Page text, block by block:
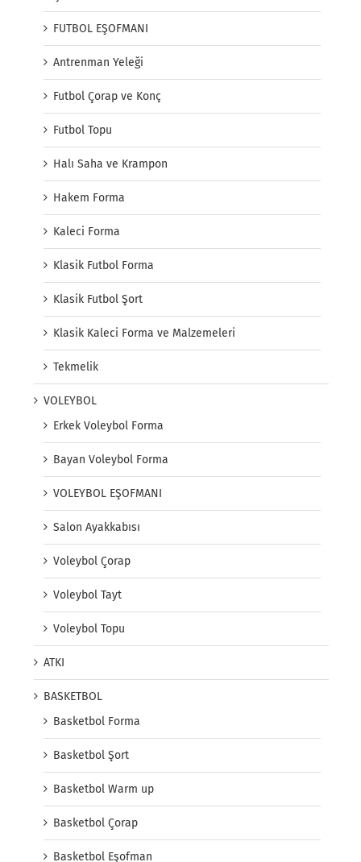
FUTBOL EŞOFMANI
Antrenman Yeleği
Futbol Çorap ve Konç
Futbol Topu
Halı Saha ve Krampon
Hakem Forma
Kaleci Forma
Klasik Futbol Forma
Klasik Futbol Şort
Klasik Kaleci Forma ve Malzemeleri
Tekmelik
VOLEYBOL
Erkek Voleybol Forma
Bayan Voleybol Forma
VOLEYBOL EŞOFMANI
Salon Ayakkabısı
Voleybol Çorap
Voleybol Tayt
Voleybol Topu
ATKI
BASKETBOL
Basketbol Forma
Basketbol Şort
Basketbol Warm up
Basketbol Çorap
Basketbol Eşofman